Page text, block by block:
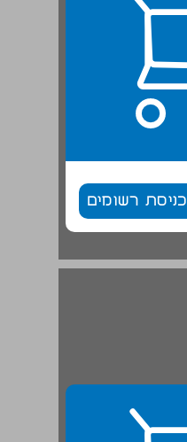
כניסת רשומים